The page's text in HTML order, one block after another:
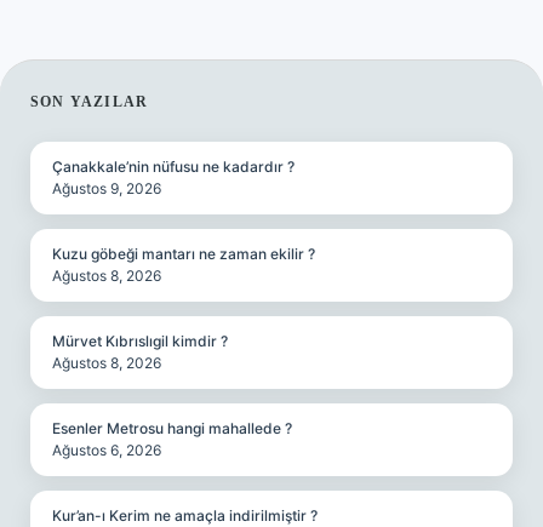
SIDEBAR
SON YAZILAR
Çanakkale’nin nüfusu ne kadardır ?
Ağustos 9, 2026
Kuzu göbeği mantarı ne zaman ekilir ?
Ağustos 8, 2026
Mürvet Kıbrıslıgil kimdir ?
Ağustos 8, 2026
Esenler Metrosu hangi mahallede ?
Ağustos 6, 2026
Kur’an-ı Kerim ne amaçla indirilmiştir ?